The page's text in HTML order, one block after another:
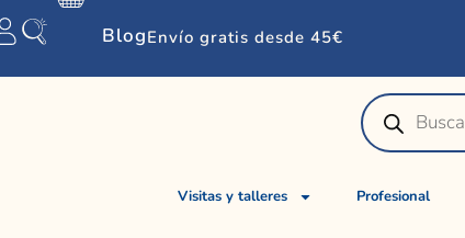
BlogEnvío gratis desde 45€
Visitas y talleres Profesional